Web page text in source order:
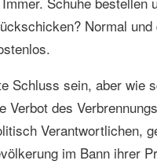
Normal und
Schluss sein, aber wie
Verbot des
Verantwortlichen,
im Bann ihrer